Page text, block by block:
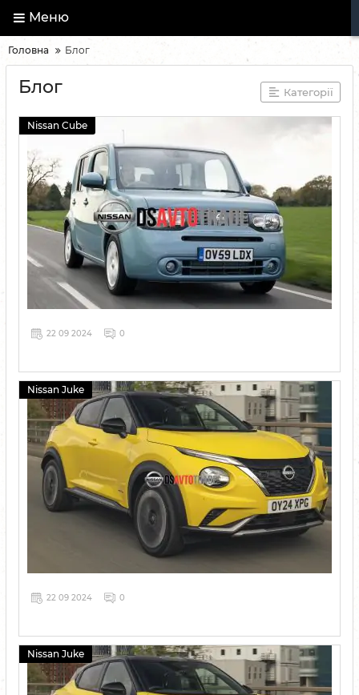
Меню
Головна Блог
Блог Категорії
Nissan Cube
22 09 2024 0
Nissan Juke
22 09 2024 0
Nissan Juke